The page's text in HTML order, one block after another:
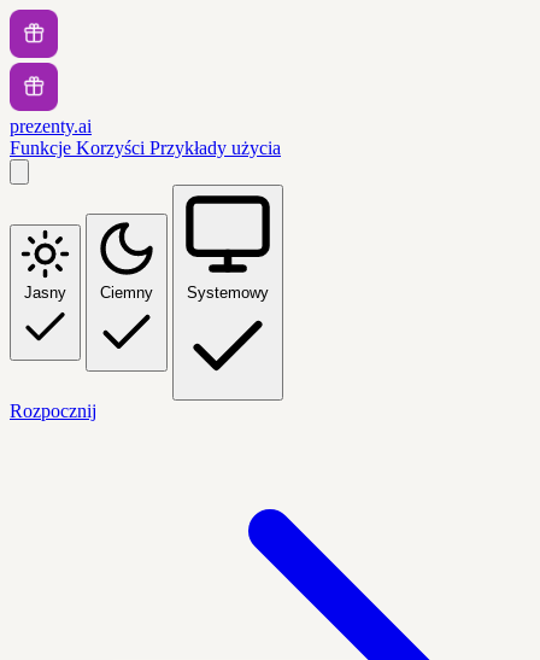
prezenty.ai
Funkcje Korzyści Przykłady użycia
Jasny Ciemny Systemowy
Rozpocznij